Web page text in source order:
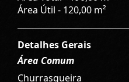
Área Útil - 120,00 m²
Detalhes Gerais
Área Comum
Churrasqueira